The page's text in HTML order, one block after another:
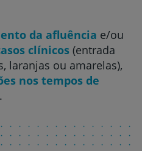
Madeira
da afluência e/ou
clínicos (entrada
laranjas ou amarelas),
nos tempos de
.